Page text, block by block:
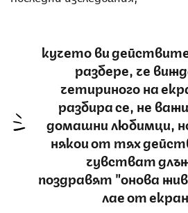
кучето ви
разбере, че
четириного на
разбира се, не
домашни любимци,
някои от тях
чувстват
поздравят "онова
лае от